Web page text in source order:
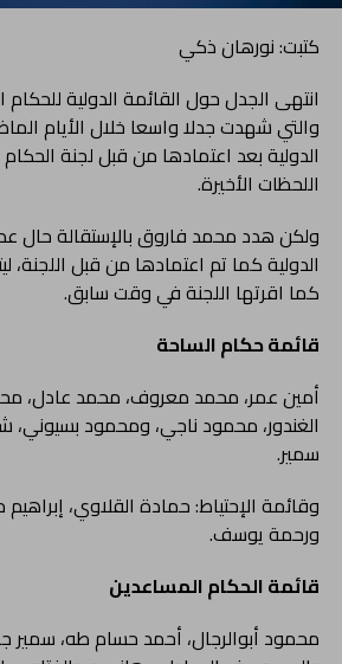
كتبت: نورهان ذكي
والتي شهدت جدلا واسعا خلال الأيام
الدولية بعد اعتمادها من قبل لجنة الحكام
اللحظات الأخيرة.
ولكن هدد محمد فاروق بالإستقالة حال
الدولية كما تم اعتمادها من قبل اللجنة،
كما اقرتها اللجنة في وقت سابق.
قائمة حكام الساحة
أمين عمر، محمد معروف، محمد عادل،
الغندور، محمود ناجي، ومحمود بسيوني،
سمير.
وقائمة الإحتياط: حمادة القلاوي،
ورحمة يوسف.
قائمة الحكام المساعدين
محمود أبوالرجال، أحمد حسام طه، سمير